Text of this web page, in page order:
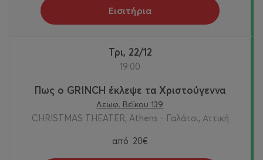
Εισιτήρια
Τρι, 22/12
19:00
Πως ο GRINCH έκλεψε τα Χριστούγεννα
Λεωφ. Βεΐκου 139
CHRISTMAS THEATER, Athens - Γαλάτσι, Αττική
από 20€